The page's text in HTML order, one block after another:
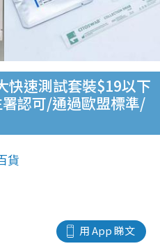
快速測試套裝$19以下
認可/通過歐盟標準/
貨
用 App 睇文